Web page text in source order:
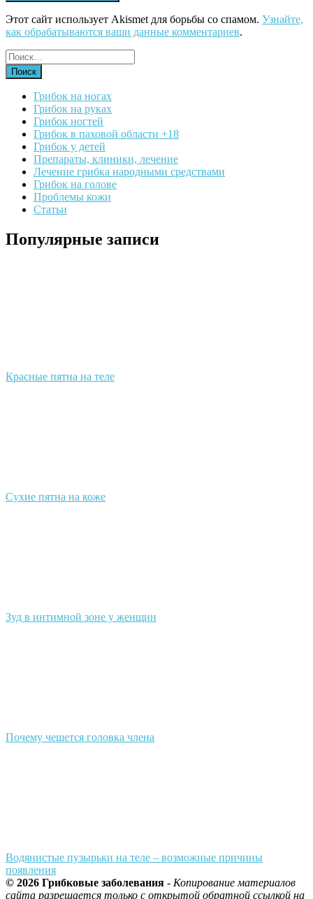
Этот сайт использует Akismet для борьбы со спамом. Узнайте,
как обрабатываются ваши данные комментариев.
Грибок на ногах
Грибок на руках
Грибок ногтей
Грибок в паховой области +18
Грибок у детей
Препараты, клиники, лечение
Лечение грибка народными средствами
Грибок на голове
Проблемы кожи
Статьи
Популярные записи
Красные пятна на теле
Сухие пятна на коже
Зуд в интимной зоне у женщин
Почему чешется головка члена
Водянистые пузырьки на теле – возможные причины
появления
© 2026 Грибковые заболевания - Копирование материалов
сайта разрешается только с открытой обратной ссылкой на